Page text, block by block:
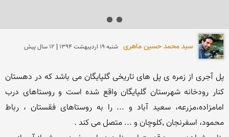
سید محمد حسین ماهری شنبه 19 ارديبهشت 1394 | 12 سال پیش